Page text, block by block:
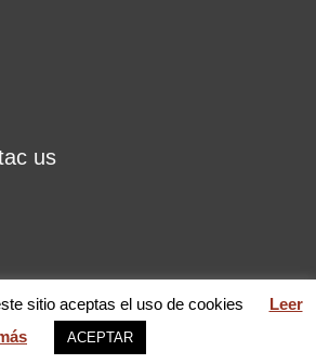
us
2026 Mentoring Music Matters
sitio aceptas el uso de cookies
Leer
ACEPTAR